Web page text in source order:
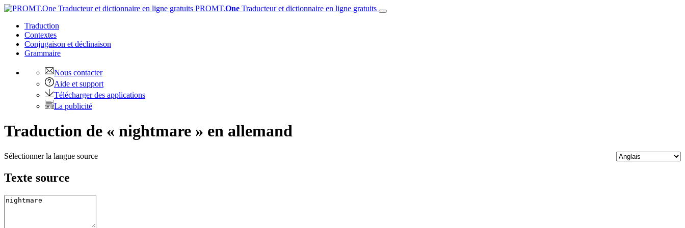
PROMT.One Traducteur et dictionnaire en ligne gratuits
Traduction
Contextes
Conjugaison et déclinaison
Grammaire
Nous contacter
Aide et support
Télécharger des applications
La publicité
Traduction de « nightmare » en allemand
Sélectionner la langue source
Texte source